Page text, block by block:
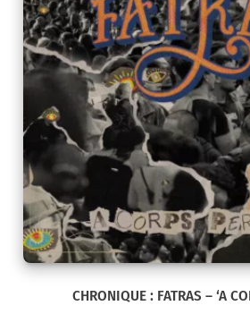
CHRONIQUE : FATRAS – ‘A